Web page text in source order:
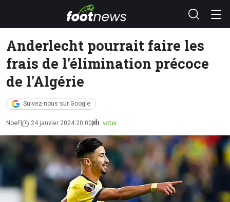
Anderlecht pourrait faire les
frais de l'élimination précoce
de l'Algérie
Suivez-nous sur Google
NoeF 24 janvier 2024 20:00 voter